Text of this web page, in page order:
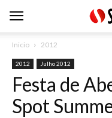
Inicio 2012
2012 Julho 2012
Festa de
Spot